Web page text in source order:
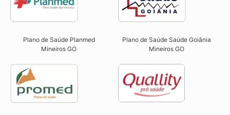
Plano de Saúde Planmed
Mineiros GO
Plano de Saúde Saúde Goiânia
Mineiros GO